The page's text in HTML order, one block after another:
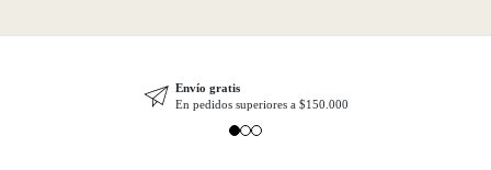
Envío gratis
En pedidos superiores a $150.000